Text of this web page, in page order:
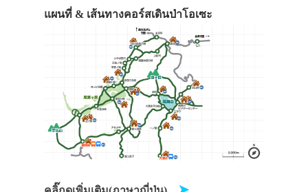
แผนที่ & เส้นทางคอร์สเดินป่าโอเซะ